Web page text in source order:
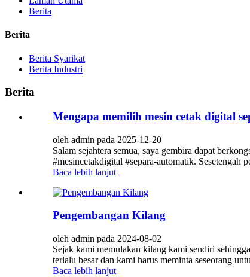
Berita
Berita
Berita Syarikat
Berita Industri
Berita
Mengapa memilih mesin cetak digital
oleh admin pada 2025-12-20
Salam sejahtera semua, saya gembira dapat
#mesincetakdigital #separa-automatik. Sesetengah
Baca lebih lanjut
Pengembangan Kilang
oleh admin pada 2024-08-02
Sejak kami memulakan kilang kami sendiri
terlalu besar dan kami harus meminta seseorang
Baca lebih lanjut